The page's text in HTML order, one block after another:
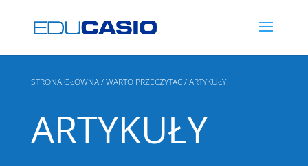
STRONA GŁÓWNA/WARTO PRZECZYTAĆ/ ARTYKUŁY
ARTYKUŁY